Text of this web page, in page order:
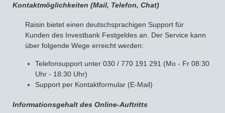
Kontaktmöglichkeiten (Mail, Telefon, Chat)
Raisin bietet einen deutschsprachigen Support für
Kunden des Investbank Festgeldes an. Der Service kann
über folgende Wege erreicht werden:
Telefonsupport unter 030 / 770 191 291 (Mo - Fr 08:30
Uhr - 18:30 Uhr)
Support per Kontaktformular (E-Mail)
Informationsgehalt des Online-Auftritts